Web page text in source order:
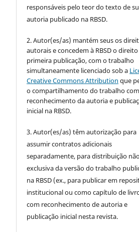
responsáveis pelo teor do texto de
autoria publicado na RBSD.
2. Autor(es/as) mantém seus os
autorais e concedem à RBSD o
primeira publicação, com o trabalho
simultaneamente licenciado sob a
Creative Commons Attribution que
o compartilhamento do trabalho com
reconhecimento da autoria e
inicial na RBSD.
3. Autor(es/as) têm autorização para
assumir contratos adicionais
separadamente, para distribuição
exclusiva da versão do trabalho
na RBSD (ex., para publicar em
institucional ou como capítulo de
com reconhecimento de autoria e
publicação inicial nesta revista.